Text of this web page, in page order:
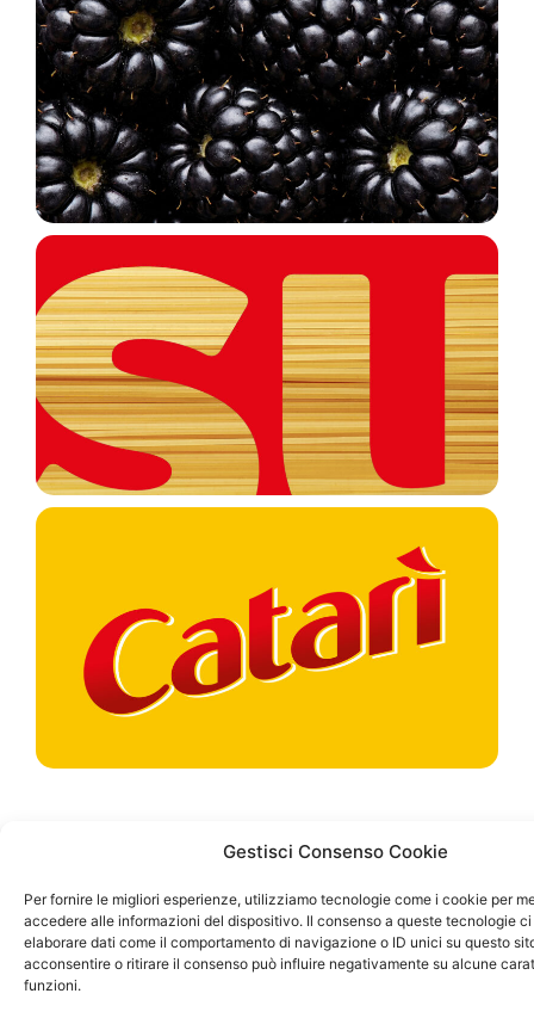
Gestisci Consenso Cookie
Per fornire le migliori esperienze, utilizziamo tecnologie come i cookie per
accedere alle informazioni del dispositivo. Il consenso a queste tecnologie
elaborare dati come il comportamento di navigazione o ID unici su questo
acconsentire o ritirare il consenso può influire negativamente su alcune
funzioni.